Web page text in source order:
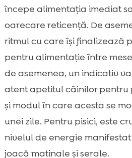
începe alimentația imediat
oarecare reticență. De
ritmul cu care își finalizează
pentru alimentație între
de asemenea, un indicativ
atent apetitul câinilor pentru
și modul în care acesta se
unei zile. Pentru pisici, este
nivelul de energie
joacă matinale și serale.